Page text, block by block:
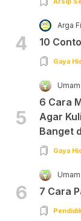
4
Arga
10
Gaya
5
Umam
6 Cara
Agar
Banget
Gaya
6
Umam
7 Cara